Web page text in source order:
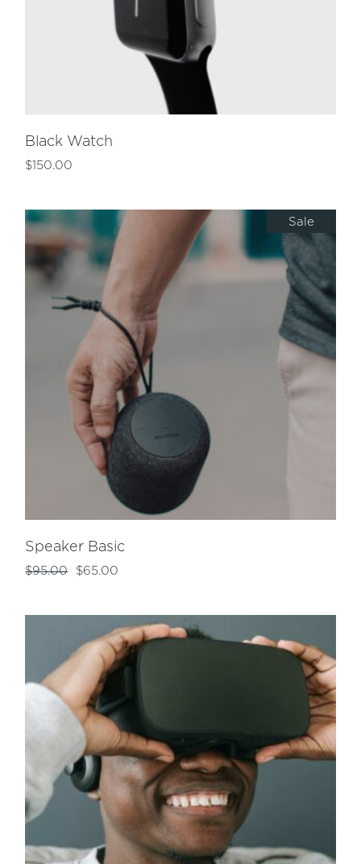
Black Watch
$150.00
Sale
Speaker Basic
$95.00 $65.00